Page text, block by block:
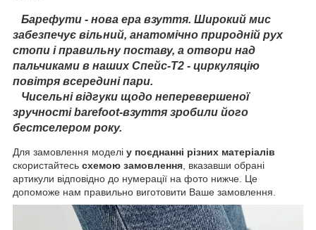
Барефути - нова ера взуття. Широкий мис
забезпечує вільний, анатомічно природній рух
стопи і правильну поставу, а отвори над
пальчиками в наших Спейс-Т2 - циркуляцію
повітря всередині пари.
Чисельні відгуки щодо неперевершеної
зручності barefoot-взуття зробили його
бестселером року.
Для замовлення моделі у поєднанні різних матеріалів
скористайтесь схемою замовлення, вказавши обрані
артикули відповідно до нумерації на фото нижче. Це
допоможе нам правильно виготовити Ваше замовлення.